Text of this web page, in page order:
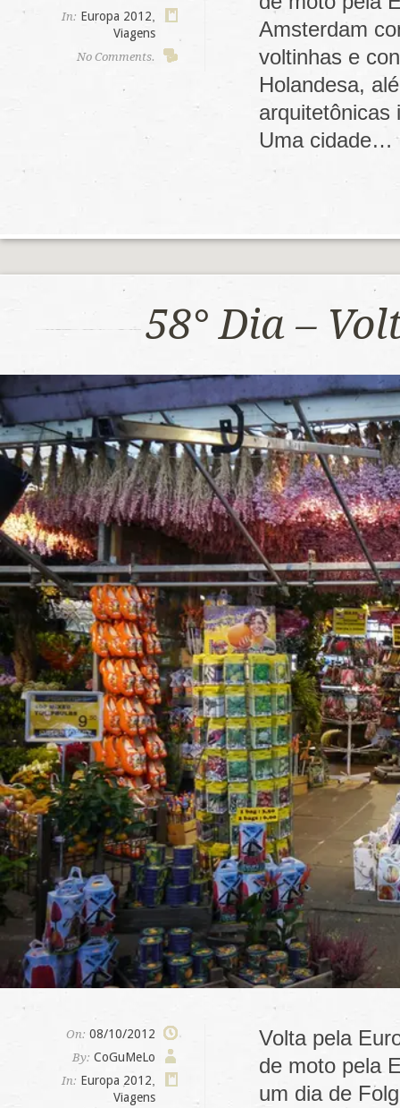
In: Europa 2012
Viagens
No Comments.
Amsterdam
voltinhas e
Holandesa,
arquitetônicas
Uma cidade…
58° Dia –
On: 08/10/2012
By: CoGuMeLo
In: Europa 2012
Viagens
Volta pela
de moto pela
um dia de